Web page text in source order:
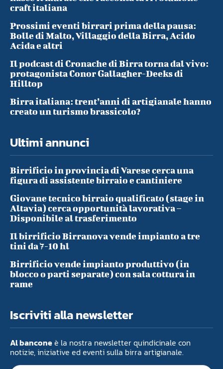
craft italiana
Prossimi eventi birrari prima della pausa:
Bolle di Malto, Villaggio della Birra, Acido
Acida e altri
Il podcast di Cronache di Birra torna dal vivo:
protagonista Conor Gallagher-Deeks di
Hilltop
Birra italiana: trent’anni di artigianale hanno
creato un turismo brassicolo?
Ultimi annunci
Birrificio in provincia di Varese cerca una
figura di assistente birraio e cantiniere
Giovane tecnico birraio qualificato (stage in
Altavia) cerca opportunità lavorativa –
Disponibile al trasferimento
Il birrificio Birranova vende impianto a tre
tini da 7-10 hl
Birrificio vende impianto produttivo (in
blocco o parti separate) con sala cottura in
rame
Iscriviti alla newsletter
Al banconeè la nostra newsletter quindicinale con
notizie, iniziative ed eventi sulla birra artigianale.